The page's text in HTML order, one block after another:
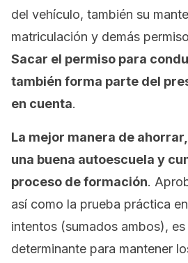
del vehículo, también su
matriculación y demás
Sacar el permiso para
también forma parte del
en cuenta.
La mejor manera de
una buena autoescuela y
proceso de formación.
así como la prueba práctica
intentos (sumados ambos),
determinante para mantener